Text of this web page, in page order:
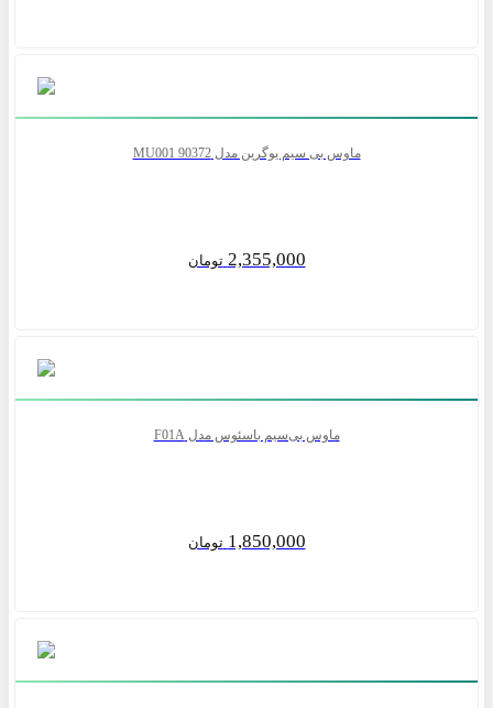
ماوس بی سیم یوگرین مدل MU001 90372
2,355,000 تومان
ماوس بی‌سیم باسئوس مدل F01A
1,850,000 تومان